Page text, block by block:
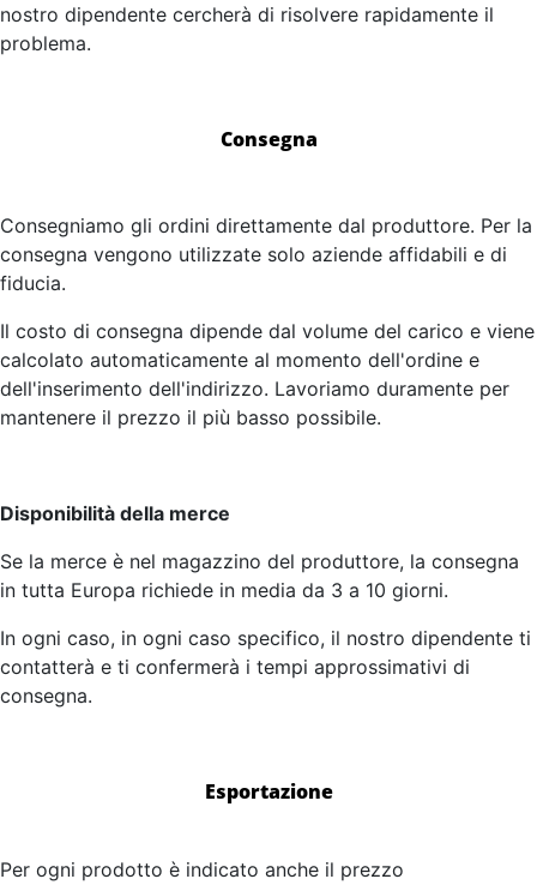
nostro dipendente cercherà di risolvere rapidamente il
problema.
Consegna
Consegniamo gli ordini direttamente dal produttore. Per la
consegna vengono utilizzate solo aziende affidabili e di
fiducia.
Il costo di consegna dipende dal volume del carico e viene
calcolato automaticamente al momento dell'ordine e
dell'inserimento dell'indirizzo. Lavoriamo duramente per
mantenere il prezzo il più basso possibile.
Disponibilità della merce
Se la merce è nel magazzino del produttore, la consegna
in tutta Europa richiede in media da 3 a 10 giorni.
In ogni caso, in ogni caso specifico, il nostro dipendente ti
contatterà e ti confermerà i tempi approssimativi di
consegna.
Esportazione
Per ogni prodotto è indicato anche il prezzo